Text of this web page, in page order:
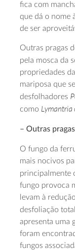
fica com
que dá o nome
de ser
Outras pragas
pela mosca da
propriedades
mariposa que
desfolhadores
como Lymantria
– Outras
O fungo da
mais nocivos
principalmente
fungo provoca
levam à
desfoliação
apresenta uma
foram
fungos